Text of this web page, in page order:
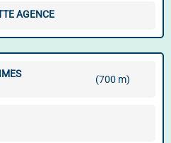
AGENCE
(700 m)